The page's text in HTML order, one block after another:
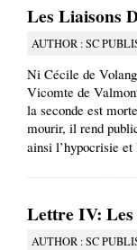
Les Liaisons
AUTHOR : SC
Ni Cécile de
Vicomte de
la seconde est
mourir, il rend
ainsi l’hypocrisie
Lettre IV: Les
AUTHOR : SC